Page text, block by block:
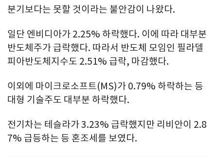
분기보다는 못할 것이라는 불안감이 나왔다.
일단 엔비디아가 2.25% 하락했다. 이에 따라 대부분
반도체주가 급락했다. 따라서 반도체 모임인 필라델
피아반도체지수도 2.51% 급락, 마감했다.
이외에 마이크로소프트(MS)가 0.79% 하락하는 등
대형 기술주도 대부분 하락했다.
전기차는 테슬라가 3.23% 급락했지만 리비안이 2.8
7% 급등하는 등 혼조세를 보였다.